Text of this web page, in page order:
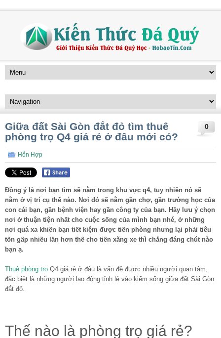
0
Giữa đất Sài Gòn đắt đỏ tìm thuê
phòng trọ Q4 giá rẻ ở đâu mới có?
Hỗn Hợp
Đồng ý là nơi bạn tìm sẽ nằm trong khu vực q4, tuy nhiên nó sẽ
nằm ở vị trí cụ thể nào. Nơi đó sẽ nằm gần chợ, gần trường học của
con cái bạn, gần bệnh viện hay gần công ty của bạn. Hãy lưu ý chọn
nơi ở thuận tiện nhất cho cuộc sống của mình bạn nhé, ở những
nơi quá xa khiến bạn tiết kiệm được tiền phòng nhưng lại phải tiêu
tốn gấp nhiều lần hơn thế cho tiền xăng xe thì chẳng đáng chút nào
bạn ạ.
Thuê phòng trọ Q4 giá rẻ ở đâu là vấn đề được nhiều người quan tâm,
đặc biệt là những người lao động tỉnh lẻ vào kiếm sống giữa đất Sài Gòn
đắt đỏ.
Thế nào là phòng trọ giá rẻ?